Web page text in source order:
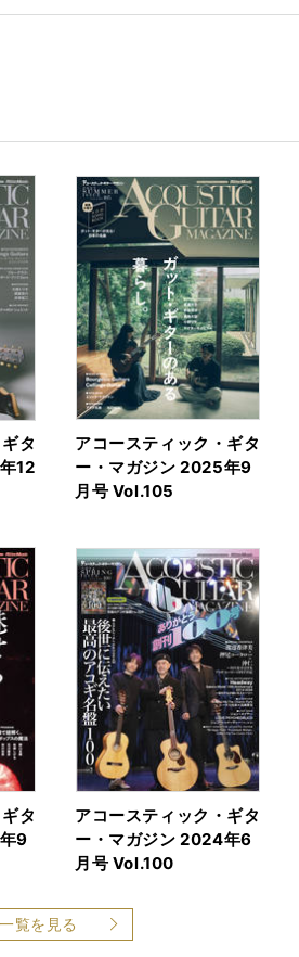
タ
12
アコースティック・ギタ
ー・マガジン 2025年9
月号 Vol.105
タ
9
アコースティック・ギタ
ー・マガジン 2024年6
月号 Vol.100
覧を見る